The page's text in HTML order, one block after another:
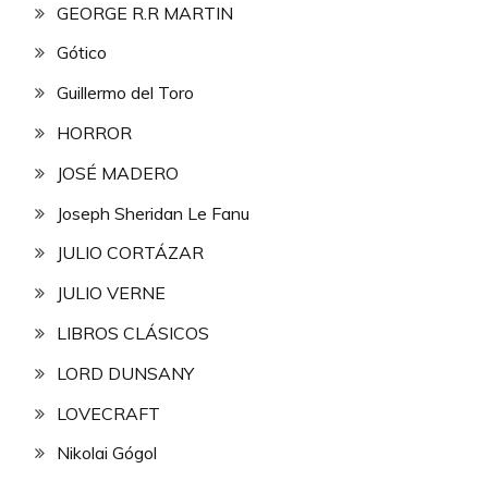
GEORGE R.R MARTIN
Gótico
Guillermo del Toro
HORROR
JOSÉ MADERO
Joseph Sheridan Le Fanu
JULIO CORTÁZAR
JULIO VERNE
LIBROS CLÁSICOS
LORD DUNSANY
LOVECRAFT
Nikolai Gógol